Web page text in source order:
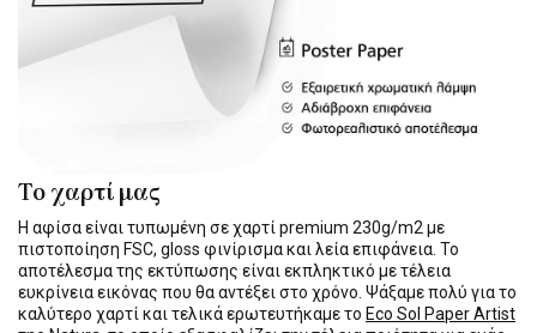
Το χαρτί μας
Η αφίσα είναι τυπωμένη σε χαρτί premium 230g/m2 με
πιστοποίηση FSC, gloss φινίρισμα και λεία επιφάνεια. Το
αποτέλεσμα της εκτύπωσης είναι εκπληκτικό με τέλεια
ευκρίνεια εικόνας που θα αντέξει στο χρόνο. Ψάξαμε πολύ για το
καλύτερο χαρτί και τελικά ερωτευτήκαμε το Eco Sol Paper Artist